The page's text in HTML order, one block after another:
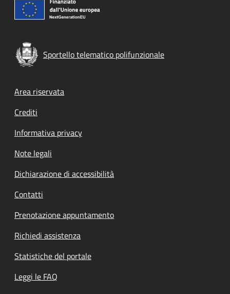
Sportello telematico polifunzionale
Footer menu
Area riservata
Crediti
Informativa privacy
Note legali
Dichiarazione di accessibilità
Contatti
Prenotazione appuntamento
Richiedi assistenza
Statistiche del portale
Leggi le FAQ